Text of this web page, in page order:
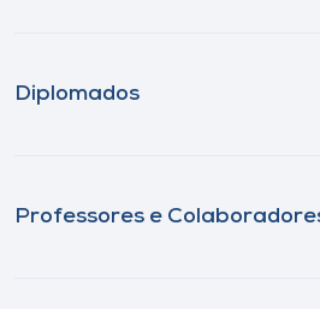
Diplomados
Professores e